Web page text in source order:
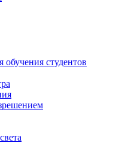
студентов